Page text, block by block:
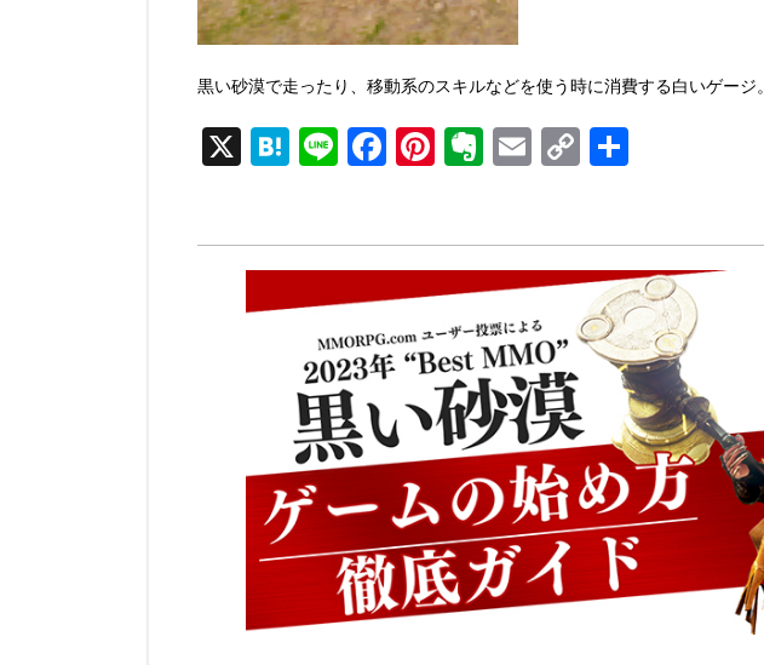
黒い砂漠で走ったり、移動系のスキルなどを使う時に消費する白いゲージ。
X H
at
n
a
Li
n
F
a
e
b
o
o
k
Pi
nt
e
st
E
v
n
ot
e
E
m
C
o
y
Li
n